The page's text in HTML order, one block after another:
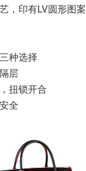
，印有LV圆形图案
种选择
层
扭锁开合
全